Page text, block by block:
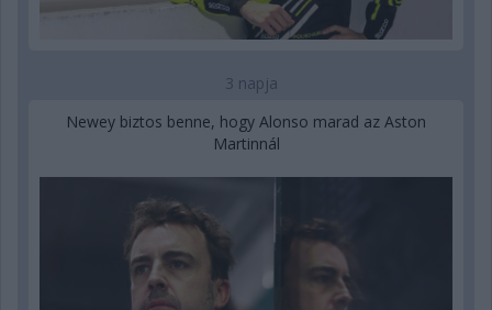
3 napja
Newey biztos benne, hogy Alonso marad az Aston
Martinnál